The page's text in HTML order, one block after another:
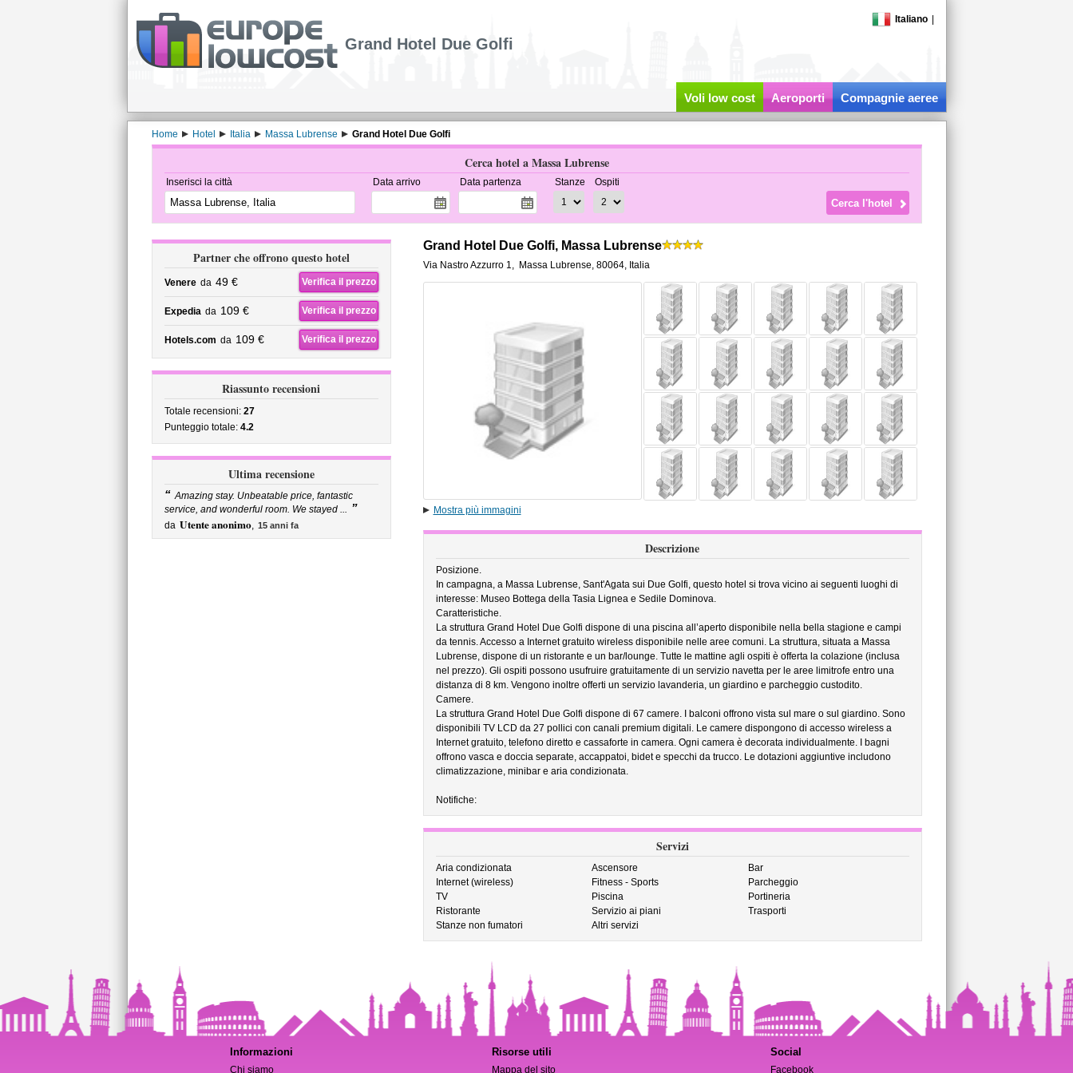
Italiano
Grand Hotel Due Golfi
Voli low cost Aeroporti Compagnie aeree
Home Hotel Italia Massa Lubrense Grand Hotel Due Golfi
Cerca hotel a Massa Lubrense
Inserisci la città Data arrivo Data partenza Stanze Ospiti
Partner che offrono questo hotel
Venere da 49 € Verifica il prezzo
Expedia da 109 € Verifica il prezzo
Hotels.com da 109 € Verifica il prezzo
Riassunto recensioni
Totale recensioni: 27
Punteggio totale: 4.2
Ultima recensione
“ Amazing stay. Unbeatable price, fantastic
service, and wonderful room. We stayed ... ”
da Utente anonimo, 15 anni fa
Grand Hotel Due Golfi, Massa Lubrense
Via Nastro Azzurro 1, Massa Lubrense, 80064, Italia
Mostra più immagini
Descrizione
Posizione.
In campagna, a Massa Lubrense, Sant'Agata sui Due Golfi, questo hotel si trova vicino ai seguenti luoghi di
interesse: Museo Bottega della Tasia Lignea e Sedile Dominova.
Caratteristiche.
La struttura Grand Hotel Due Golfi dispone di una piscina all’aperto disponibile nella bella stagione e campi
da tennis. Accesso a Internet gratuito wireless disponibile nelle aree comuni. La struttura, situata a Massa
Lubrense, dispone di un ristorante e un bar/lounge. Tutte le mattine agli ospiti è offerta la colazione (inclusa
nel prezzo). Gli ospiti possono usufruire gratuitamente di un servizio navetta per le aree limitrofe entro una
distanza di 8 km. Vengono inoltre offerti un servizio lavanderia, un giardino e parcheggio custodito.
Camere.
La struttura Grand Hotel Due Golfi dispone di 67 camere. I balconi offrono vista sul mare o sul giardino. Sono
disponibili TV LCD da 27 pollici con canali premium digitali. Le camere dispongono di accesso wireless a
Internet gratuito, telefono diretto e cassaforte in camera. Ogni camera è decorata individualmente. I bagni
offrono vasca e doccia separate, accappatoi, bidet e specchi da trucco. Le dotazioni aggiuntive includono
climatizzazione, minibar e aria condizionata.
Notifiche:
Servizi
Aria condizionata Ascensore
Bar
Internet (wireless)
Fitness - Sports
Parcheggio
TV
Piscina
Portineria
Ristorante
Servizio ai piani
Trasporti
Stanze non fumatori
Altri servizi
Informazioni
Chi siamo
Risorse utili
Mappa del sito
Social
Facebook